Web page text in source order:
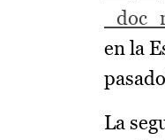
en la
La